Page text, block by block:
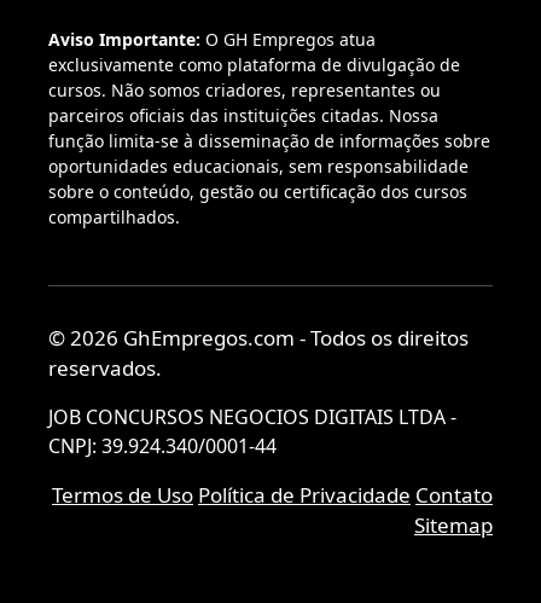
Aviso Importante: O GH Empregos atua
exclusivamente como plataforma de divulgação de
cursos. Não somos criadores, representantes ou
parceiros oficiais das instituições citadas. Nossa
função limita-se à disseminação de informações sobre
oportunidades educacionais, sem responsabilidade
sobre o conteúdo, gestão ou certificação dos cursos
compartilhados.
© 2026 GhEmpregos.com - Todos os direitos
reservados.
JOB CONCURSOS NEGOCIOS DIGITAIS LTDA -
CNPJ: 39.924.340/0001-44
Termos de Uso Política de Privacidade Contato
Sitemap